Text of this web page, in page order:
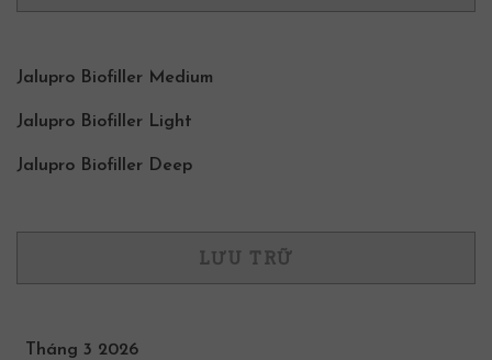
Jalupro Biofiller Medium
Jalupro Biofiller Light
Jalupro Biofiller Deep
LƯU TRỮ
Tháng 3 2026